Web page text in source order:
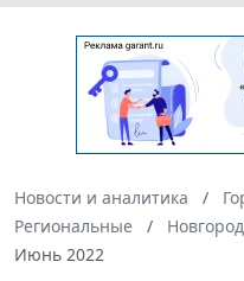
Новости и аналитика
Региональные
Июнь 2022